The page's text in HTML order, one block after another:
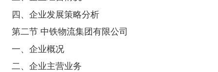
四、企业发展策略分析
第二节 中铁物流集团有限公司
一、企业概况
二、企业主营业务